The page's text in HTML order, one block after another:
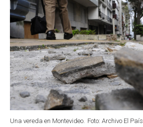
Una vereda en Montevideo. Foto: Archivo El País.